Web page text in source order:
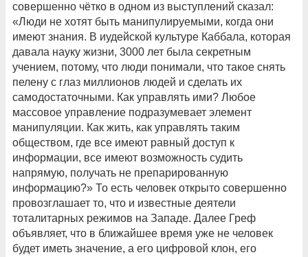
совершенно чётко в одном из выступлений сказал:
«Люди не хотят быть манипулируемыми, когда они
имеют знания. В иудейской культуре Каббала, которая
давала науку жизни, 3000 лет была секретным
учением, потому, что люди понимали, что такое снять
пелену с глаз миллионов людей и сделать их
самодостаточными. Как управлять ими? Любое
массовое управление подразумевает элемент
манипуляции. Как жить, как управлять таким
обществом, где все имеют равный доступ к
информации, все имеют возможность судить
напрямую, получать не препарированную
информацию?» То есть человек открыто совершенно
провозглашает то, что и известные деятели
тоталитарных режимов на Западе. Далее Греф
объявляет, что в ближайшее время уже не человек
будет иметь значение, а его цифровой клон, его